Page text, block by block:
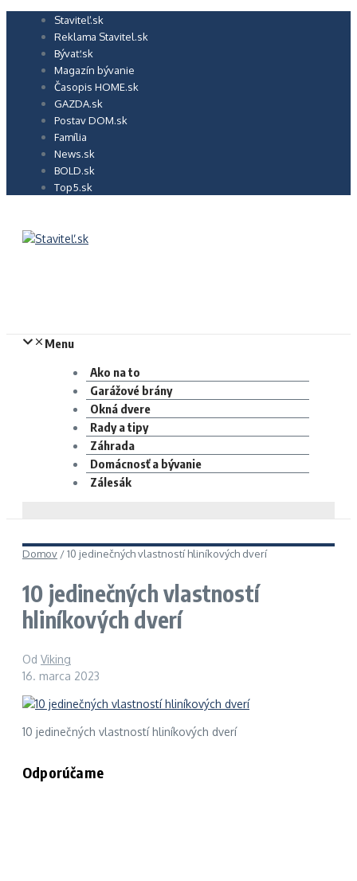
Preskočiť
Staviteľ.sk
Reklama Stavitel.sk
Bývať.sk
Magazín bývanie
Časopis HOME.sk
GAZDA.sk
Postav DOM.sk
Família
News.sk
BOLD.sk
Top5.sk
Menu
Ako na to
Garážové brány
Okná dvere
Rady a tipy
Záhrada
Domácnosť a bývanie
Zálesák
Domov /10 jedinečných vlastností hliníkových dverí
10 jedinečných vlastností
hliníkových dverí
Od Viking
16. marca 2023
10 jedinečných vlastností hliníkových dverí
Odporúčame